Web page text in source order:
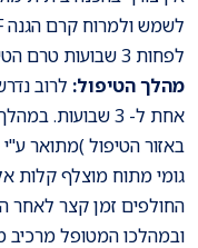
לפחות 3 שבועות טרם הטיפול.
מהלך הטיפול:
אחת ל- 3
באזור הטיפול )מתואר
גומי מתוח מוצלף קלות
ובמהלכו המטופל מרכיב